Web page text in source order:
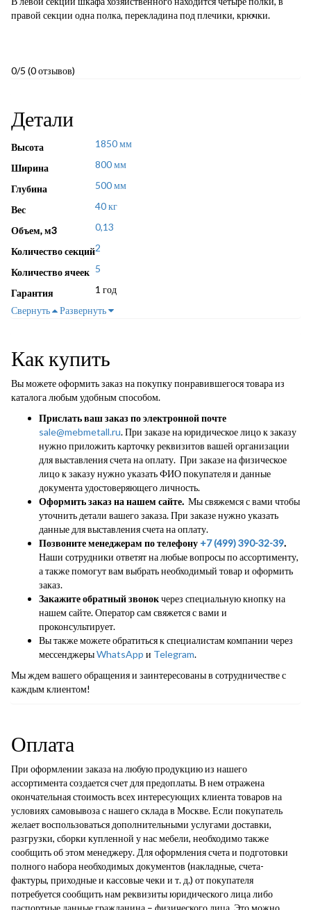
правой секции одна полка, перекладина под плечики, крючки.
0/5 (0 отзывов)
Детали
Высота 1850 мм
Ширина 800 мм
Глубина 500 мм
Вес 40 кг
Объем, м3 0,13
Количество секций2
Количество ячеек 5
Гарантия
1 год
Свернуть
Развернуть
Как купить
Вы можете оформить заказ на покупку понравившегося товара из
каталога любым удобным способом.
Прислать ваш заказ по электронной почте
sale@mebmetall.ru. При заказе на юридическое лицо к заказу
нужно приложить карточку реквизитов вашей организации
для выставления счета на оплату. При заказе на физическое
лицо к заказу нужно указать ФИО покупателя и данные
документа удостоверяющего личность.
Оформить заказ на нашем сайте. Мы свяжемся с вами чтобы
уточнить детали вашего заказа. При заказе нужно указать
данные для выставления счета на оплату.
Позвоните менеджерам по телефону +7 (499) 390-32-39.
Наши сотрудники ответят на любые вопросы по ассортименту,
а также помогут вам выбрать необходимый товар и оформить
заказ.
Закажите обратный звонокчерез специальную кнопку на
нашем сайте. Оператор сам свяжется с вами и
проконсультирует.
Вы также можете обратиться к специалистам компании через
мессенджерыWhatsApp и Telegram.
Мы ждем вашего обращения и заинтересованы в сотрудничестве с
каждым клиентом!
Оплата
При оформлении заказа на любую продукцию из нашего
ассортимента создается счет для предоплаты. В нем отражена
окончательная стоимость всех интересующих клиента товаров на
условиях самовывоза с нашего склада в Москве. Если покупатель
желает воспользоваться дополнительными услугами доставки,
разгрузки, сборки купленной у нас мебели, необходимо также
сообщить об этом менеджеру. Для оформления счета и подготовки
полного набора необходимых документов (накладные, счета-
фактуры, приходные и кассовые чеки и т. д.) от покупателя
потребуется сообщить нам реквизиты юридического лица либо
паспортные данные гражданина – физического лица. Это можно